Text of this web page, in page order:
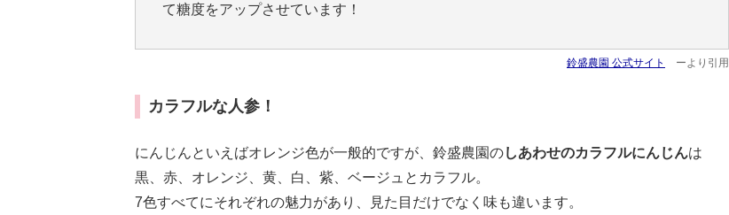
て糖度をアップさせています！
鈴盛農園 公式サイト ーより引用
カラフルな人参！
にんじんといえばオレンジ色が一般的ですが、鈴盛農園のしあわせのカラフルにんじんは
黒、赤、オレンジ、黄、白、紫、ベージュとカラフル。
7色すべてにそれぞれの魅力があり、見た目だけでなく味も違います。